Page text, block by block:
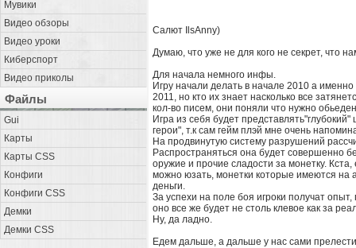
Мувики
Видео обзоры
Видео уроки
Киберспорт
Видео приколы
Файлы
Gui
Карты
Карты CSS
Конфиги
Конфиги CSS
Демки
Демки CSS
Салют IlsAnny)
Думаю, что уже не для кого не секрет, что
Для начала немного инфы.
Игру начали делать в начале 2010 а
2011, но кто их знает насколько все
кол-во писем, они поняли что нужно
Игра из себя будет
герои", т.к сам гейм плэй мне очень
На продвинутую систему разрушений
Распространяться она будет совершенно
оружие и прочие сладости за монетку.
можно юзать, монетки которые имеются на
деньги.
За успехи на поле боя игроки получат
оно все же будет не столь клевое как за
Ну, да ладно.
Едем дальше, а дальше у нас сами